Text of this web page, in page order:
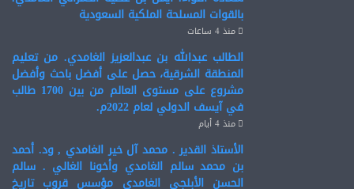
بالقوات المسلحة الملكية السعودية
منذ 4 ساعات
الطالب عبدالله بن عبدالعزيز الغامدي. من تعليم
المنطقة الشرقية، حصل على أفضل باحث وأفضل
مشروع على مستوى العالم من بين 1700 طالب
في آيسف الدولي لعام 2022م.
منذ 4 أيام
الأستاذ القدير . محمد آل خير الغامدي , ود. أحمد
بن محمد سالم الغامدي وأخونا الغالي . سالم
الحسن الأبلجي الغامدي مؤسس قروب تاريخ